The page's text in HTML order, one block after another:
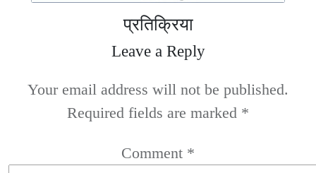
प्रतिक्रिया
Leave a Reply
Your email address will not be published.
Required fields are marked *
Comment *